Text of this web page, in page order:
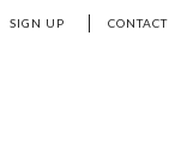
SIGN UP CONTACT